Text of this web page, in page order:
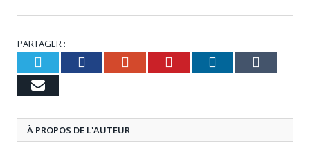
PARTAGER :
TwitterFacebookGoogle+Pinterest
LinkedIn
Email
À PROPOS DE L'AUTEUR